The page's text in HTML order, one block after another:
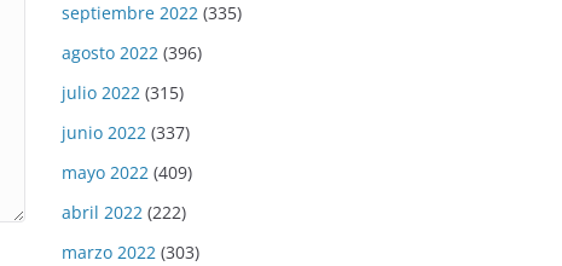
septiembre 2022 (335)
agosto 2022 (396)
julio 2022 (315)
junio 2022 (337)
mayo 2022 (409)
abril 2022 (222)
marzo 2022 (303)